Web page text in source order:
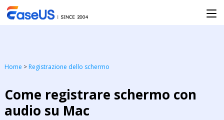
Home > Registrazione dello schermo
Come registrare schermo con
audio su Mac